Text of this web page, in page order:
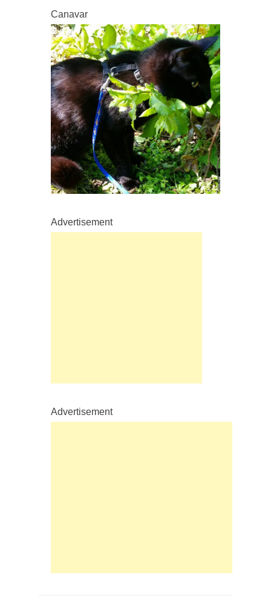
Canavar
Advertisement
Advertisement